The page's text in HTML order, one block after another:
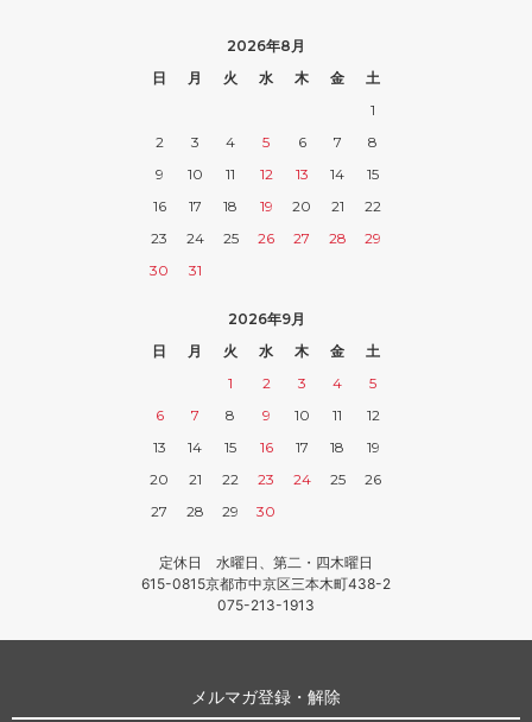
2026年8月
日
月 火 水 木 金
土
1
2
3 4 5 6 7
8
9
10 11 12 13 14
15
16
17 18 19 20 21
22
23
24 25 26 27 28
29
30
31
2026年9月
日
月 火 水 木 金
土
1
2 3 4
5
6
7 8 9 10 11
12
13
14 15 16 17 18
19
20
21 22 23 24 25
26
27
28 29 30
定休日 水曜日、第二・四木曜日
615-0815京都市中京区三本木町438-2
075-213-1913
メルマガ登録・解除